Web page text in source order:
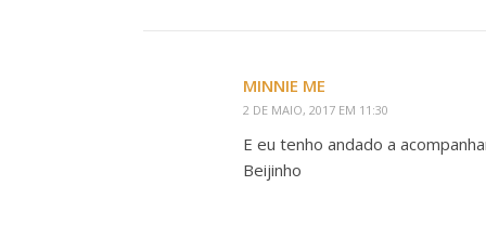
MINNIE ME
2 DE MAIO, 2017 EM 11:30
E eu tenho andado a
Beijinho